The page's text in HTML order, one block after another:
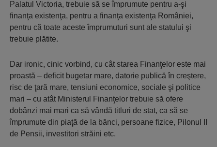
Palatul Victoria, trebuie să se împrumute pentru a-şi
finanţa existenţa, pentru a finanţa existenţa României,
pentru că toate aceste împrumuturi sunt ale statului şi
trebuie plătite.
Dar ironic, cinic vorbind, cu cât starea Finanţelor este mai
proastă – deficit bugetar mare, datorie publică în creştere,
risc de ţară mare, tensiuni economice, sociale şi politice
mari – cu atât Ministerul Finanţelor trebuie să ofere
dobânzi mai mari ca să vândă titluri de stat, ca să se
împrumute din piaţă de la bănci, persoane fizice, Pilonul II
de Pensii, investitori străini etc.